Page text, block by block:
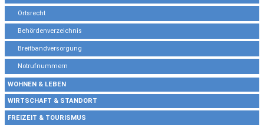
Ortsrecht
Behördenverzeichnis
Breitbandversorgung
Notrufnummern
WOHNEN & LEBEN
WIRTSCHAFT & STANDORT
FREIZEIT & TOURISMUS